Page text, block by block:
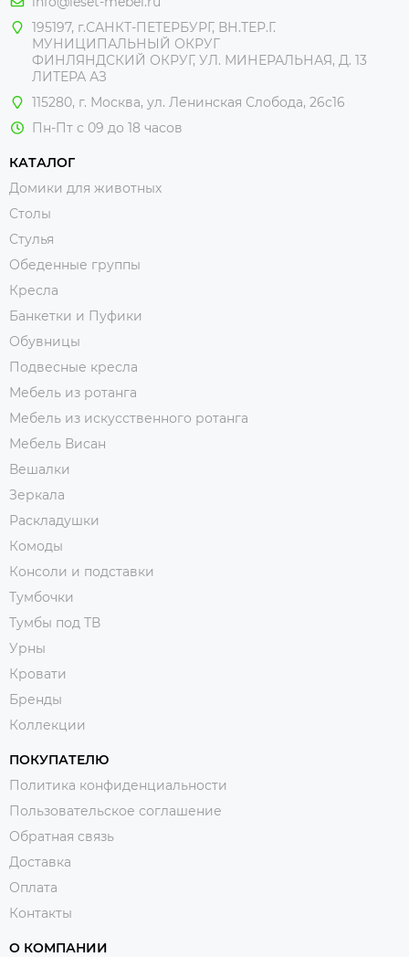
195197, г.САНКТ-ПЕТЕРБУРГ, ВН.ТЕР.Г.
МУНИЦИПАЛЬНЫЙ ОКРУГ
ФИНЛЯНДСКИЙ ОКРУГ, УЛ. МИНЕРАЛЬНАЯ, Д. 13
ЛИТЕРА АЗ
115280, г. Москва, ул. Ленинская Слобода, 26с16
Пн-Пт с 09 до 18 часов
КАТАЛОГ
Домики для животных
Столы
Стулья
Обеденные группы
Кресла
Банкетки и Пуфики
Обувницы
Подвесные кресла
Мебель из ротанга
Мебель из искусственного ротанга
Мебель Висан
Вешалки
Зеркала
Раскладушки
Комоды
Консоли и подставки
Тумбочки
Тумбы под ТВ
Урны
Кровати
Бренды
Коллекции
ПОКУПАТЕЛЮ
Политика конфиденциальности
Пользовательское соглашение
Обратная связь
Доставка
Оплата
Контакты
О КОМПАНИИ